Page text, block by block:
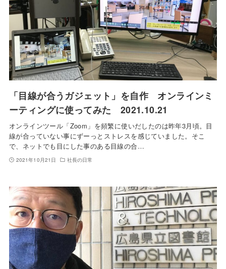
「目線が合うガジェット」を自作 オンラインミ
ーティングに使ってみた 2021.10.21
オンラインツール「Zoom」を頻繁に使いだしたのは昨年3月頃。目
線が合っていない事にずーっとストレスを感じていました。そこ
で、ネットでも目にした事のある目線の合…
2021年10月21日 社長の日常